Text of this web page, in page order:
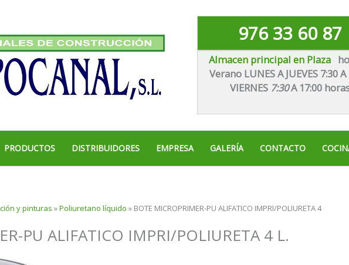
976 33 60 87
Almacen principal en Plaza
Verano LUNES A JUEVES 7:30 A
VIERNES 7:30A 17:00
PRODUCTOS DISTRIBUIDORES EMPRESA GALERÍA CONTACTO
y pinturas »Poliuretano líquido » BOTE MICROPRIMER-PU ALIFATICO IMPRI/POLIURETA 4
PU ALIFATICO IMPRI/POLIURETA 4 L.